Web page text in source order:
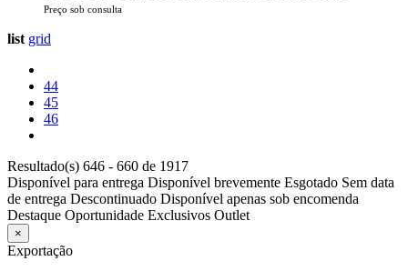
Preço sob consulta
list grid
44
45
46
Resultado(s) 646 - 660 de 1917
Disponível para entrega Disponível brevemente Esgotado Sem data
de entrega Descontinuado Disponível apenas sob encomenda
Destaque Oportunidade Exclusivos Outlet
×
Exportação